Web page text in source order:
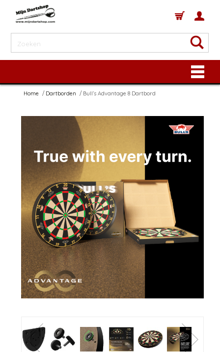
Home Dartborden Bull’s Advantage 8 Dartbord